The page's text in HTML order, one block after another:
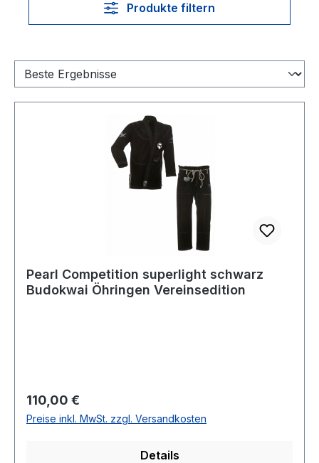
Produkte filtern
Pearl Competition superlight schwarz
Budokwai Öhringen Vereinsedition
Regulärer Preis:
110,00 €
Preise inkl. MwSt. zzgl. Versandkosten
Details